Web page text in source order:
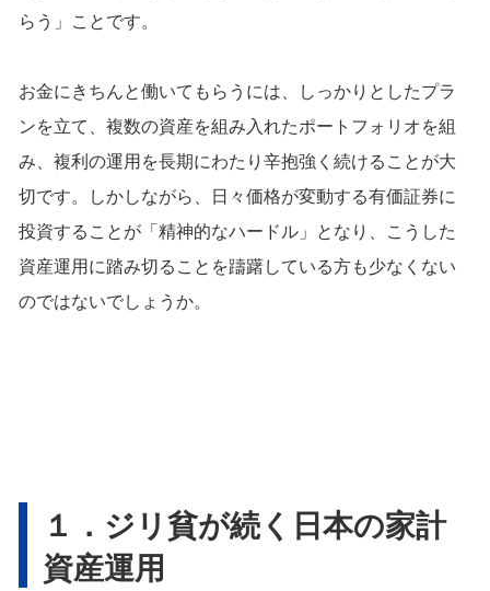
らう」ことです。
お金にきちんと働いてもらうには、しっかりとしたプラ
ンを立て、複数の資産を組み入れたポートフォリオを組
み、複利の運用を長期にわたり辛抱強く続けることが大
切です。しかしながら、日々価格が変動する有価証券に
投資することが「精神的なハードル」となり、こうした
資産運用に踏み切ることを躊躇している方も少なくない
のではないでしょうか。
１．ジリ貧が続く日本の家計
資産運用